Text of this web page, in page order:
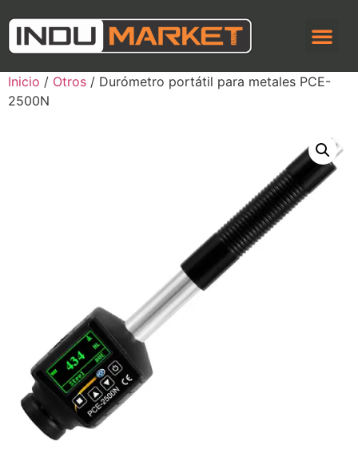
Inicio / Otros / Durómetro portátil para metales PCE-
2500N